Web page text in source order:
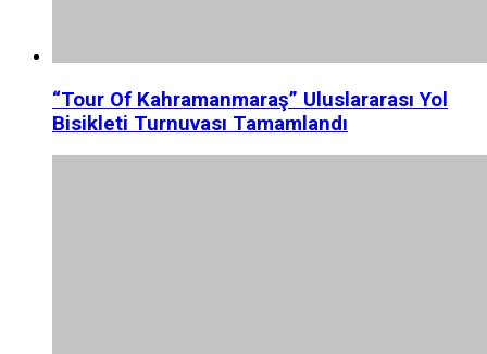
“Tour Of Kahramanmaraş” Uluslararası Yol
Bisikleti Turnuvası Tamamlandı